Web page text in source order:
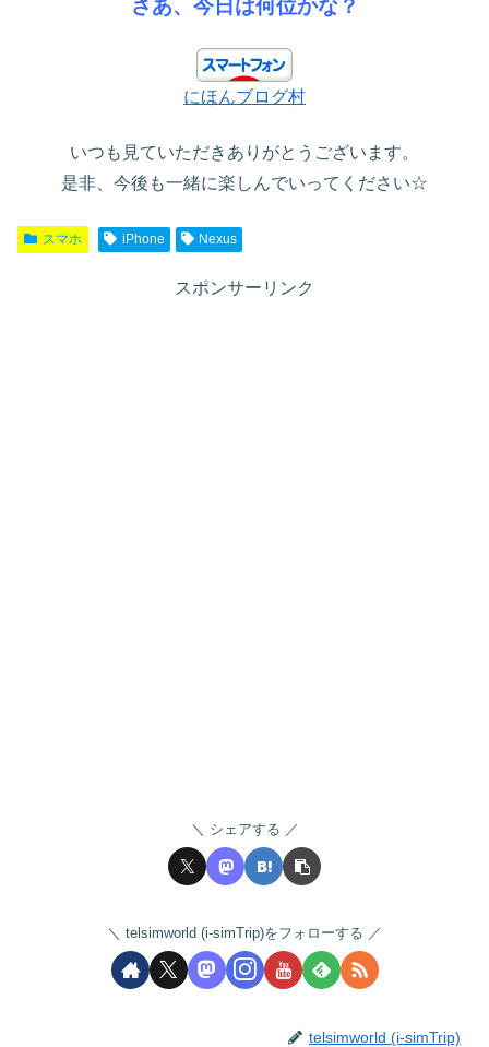
さあ、今日は何位かな？
にほんブログ村
いつも見ていただきありがとうございます。
是非、今後も一緒に楽しんでいってください☆
スマホ iPhone Nexus
スポンサーリンク
シェアする
telsimworld (i-simTrip)をフォローする
telsimworld (i-simTrip)